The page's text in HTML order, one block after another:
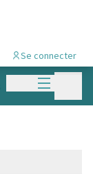
Menu
Se connecter